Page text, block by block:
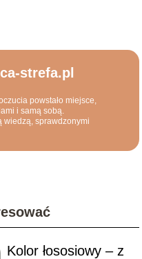
strefa.pl
powstało miejsce,
i samą sobą.
wiedzą, sprawdzonymi
Kolor łososiowy – z